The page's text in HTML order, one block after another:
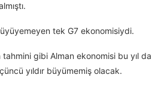
tek G7 ekonomisiydi.
gibi Alman ekonomisi bu yıl da
yıldır büyümemiş olacak.